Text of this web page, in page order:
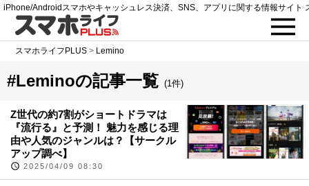
iPhone/Androidスマホやキャッシュレス決済、SNS、アプリに関する情報サイト
スマホライフPLUS > Lemino
#Leminoの記事一覧 (1件)
Z世代の約7割がショートドラマは
『流行る』と予測！ 魅力を感じる理
由や人気のジャンルは？【サークル
アップ調べ】
2025/04/09 08:30